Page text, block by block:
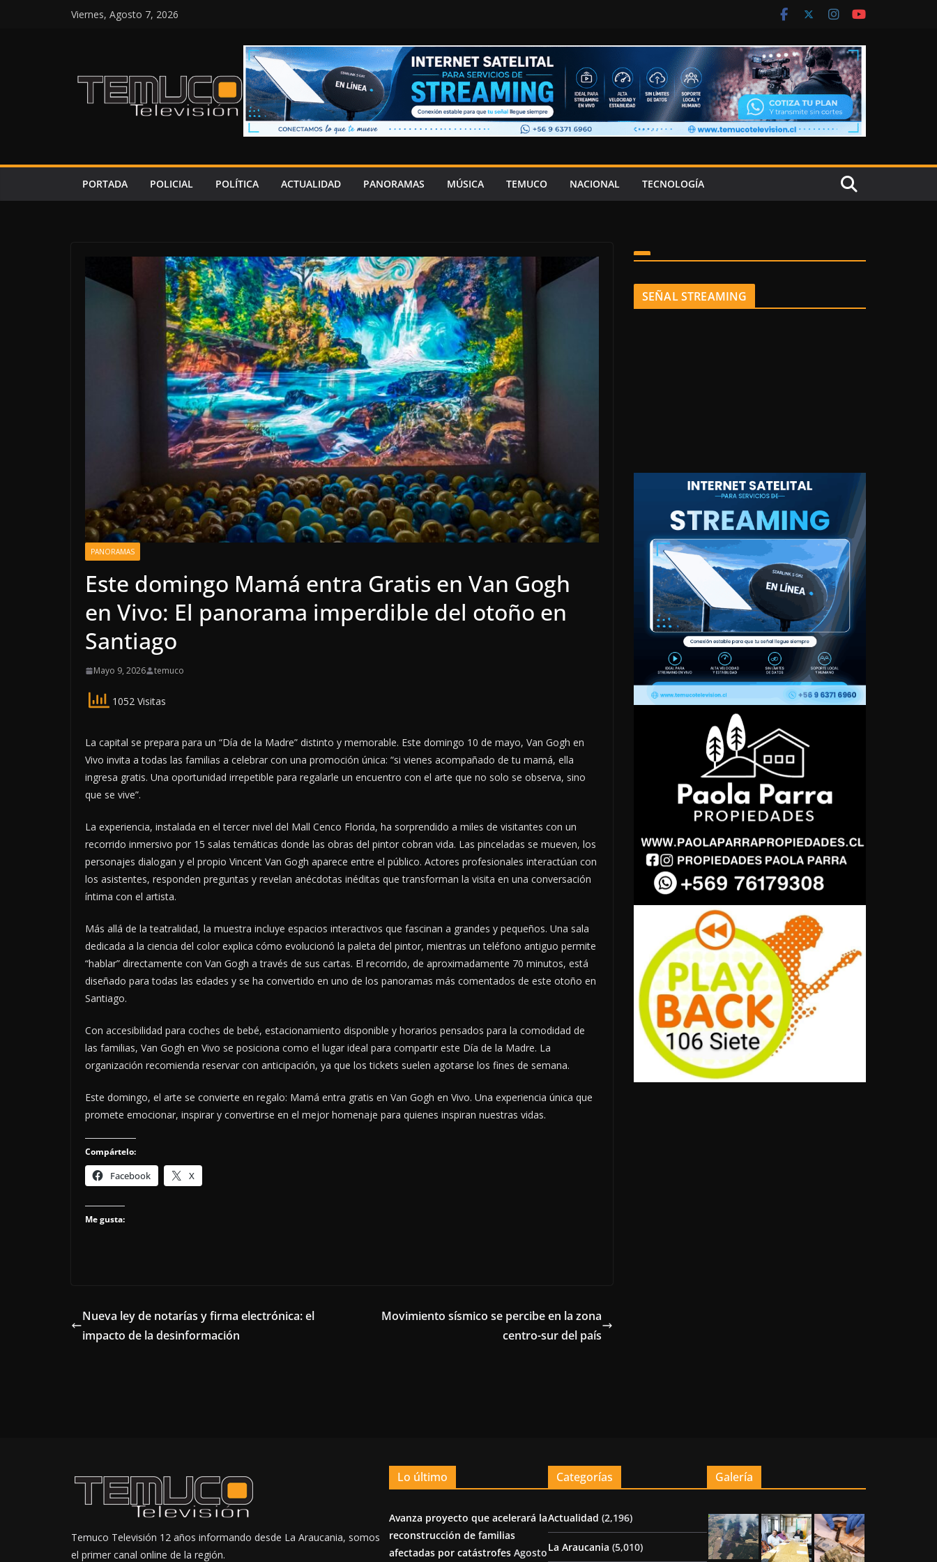
Viernes, Agosto 7, 2026
PORTADA POLICIAL POLÍTICA ACTUALIDAD PANORAMAS MÚSICA TEMUCO NACIONAL TECNOLOGÍA
PANORAMAS
Este domingo Mamá entra Gratis en Van Gogh
en Vivo: El panorama imperdible del otoño en
Santiago
Mayo 9, 2026 temuco
1052 Visitas
La capital se prepara para un “Día de la Madre” distinto y memorable. Este domingo 10 de mayo, Van Gogh en
Vivo invita a todas las familias a celebrar con una promoción única: “si vienes acompañado de tu mamá, ella
ingresa gratis. Una oportunidad irrepetible para regalarle un encuentro con el arte que no solo se observa, sino
que se vive”.
La experiencia, instalada en el tercer nivel del Mall Cenco Florida, ha sorprendido a miles de visitantes con un
recorrido inmersivo por 15 salas temáticas donde las obras del pintor cobran vida. Las pinceladas se mueven, los
personajes dialogan y el propio Vincent Van Gogh aparece entre el público. Actores profesionales interactúan con
los asistentes, responden preguntas y revelan anécdotas inéditas que transforman la visita en una conversación
íntima con el artista.
Más allá de la teatralidad, la muestra incluye espacios interactivos que fascinan a grandes y pequeños. Una sala
dedicada a la ciencia del color explica cómo evolucionó la paleta del pintor, mientras un teléfono antiguo permite
“hablar” directamente con Van Gogh a través de sus cartas. El recorrido, de aproximadamente 70 minutos, está
diseñado para todas las edades y se ha convertido en uno de los panoramas más comentados de este otoño en
Santiago.
Con accesibilidad para coches de bebé, estacionamiento disponible y horarios pensados para la comodidad de
las familias, Van Gogh en Vivo se posiciona como el lugar ideal para compartir este Día de la Madre. La
organización recomienda reservar con anticipación, ya que los tickets suelen agotarse los fines de semana.
Este domingo, el arte se convierte en regalo: Mamá entra gratis en Van Gogh en Vivo. Una experiencia única que
promete emocionar, inspirar y convertirse en el mejor homenaje para quienes inspiran nuestras vidas.
Compártelo:
Facebook X
Me gusta:
Nueva ley de notarías y firma electrónica: el
impacto de la desinformación
Movimiento sísmico se percibe en la zona
centro-sur del país
SEÑAL STREAMING
Temuco Televisión 12 años informando desde La Araucania, somos
el primer canal online de la región.
Lo último
Avanza proyecto que acelerará la
reconstrucción de familias
afectadas por catástrofes Agosto
Categorías
Actualidad (2,196)
La Araucania (5,010)
Galería